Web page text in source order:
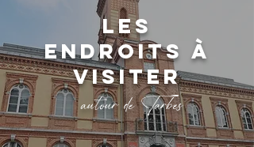
LES
ENDROITS À
VISITER
autour de Tarbes